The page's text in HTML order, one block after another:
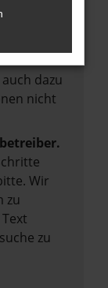
Stand
ein
dazu
nicht
Wir
zu
zu